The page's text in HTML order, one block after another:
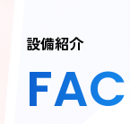
設備紹介